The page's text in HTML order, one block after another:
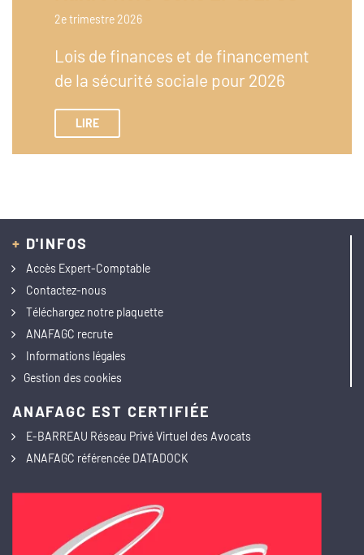
2e trimestre 2026
Lois de finances et de financement
de la sécurité sociale pour 2026
LIRE
+ D'INFOS
Accès Expert-Comptable
Contactez-nous
Téléchargez notre plaquette
ANAFAGC recrute
Informations légales
Gestion des cookies
ANAFAGC EST CERTIFIÉE
E-BARREAU Réseau Privé Virtuel des Avocats
ANAFAGC référencée DATADOCK